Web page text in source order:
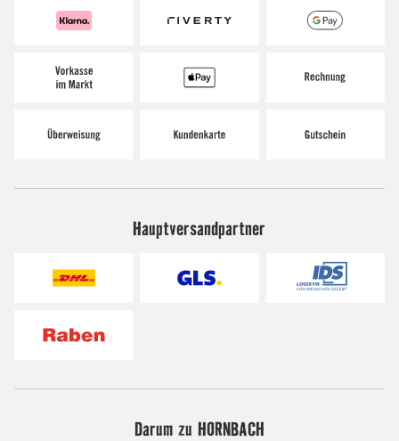
Hauptversandpartner
Darum zu HORNBACH